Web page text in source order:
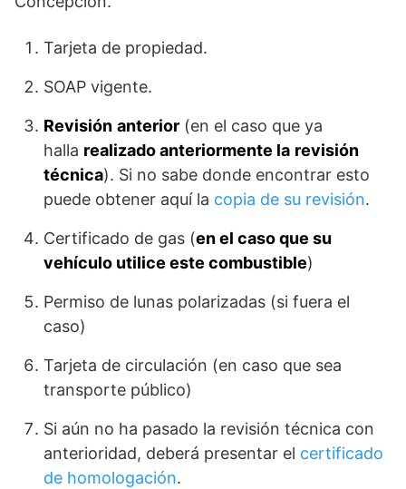
Tarjeta de propiedad.
SOAP vigente.
Revisión anterior (en el caso que ya
halla realizado anteriormente la revisión
técnica). Si no sabe donde encontrar esto
puede obtener aquí la copia de su revisión.
Certificado de gas (en el caso que su
vehículo utilice este combustible)
Permiso de lunas polarizadas (si fuera el
caso)
Tarjeta de circulación (en caso que sea
transporte público)
Si aún no ha pasado la revisión técnica con
anterioridad, deberá presentar el certificado
de homologación.